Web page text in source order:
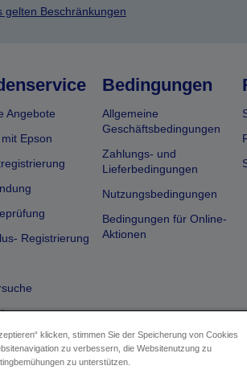
gelten Beschränkungen
Angebote
Epson
Registrierung
Bedingungen
Allgemeine
Geschäftsbedingungen
Zahlungs- und
Lieferbedingungen
Nutzungsbedingungen
Bedingungen für Online-
Aktionen
klicken, stimmen Sie der Speicherung von Cookies
zu verbessern, die Websitenutzung zu
zu unterstützen.